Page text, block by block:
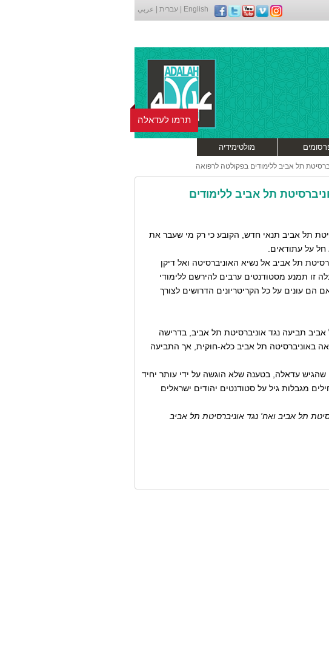
English עברית عربي
מולטימידיה
תרמו לעדאלה
תל אביב ללימודים בפקולטה לרפואה
תל אביב ללימודים
פרסמה אוניברסיטת תל אביב תנאי חדש, הקובע כי רק מי שעבר את
תל אביב אל נשיא האוניברסיטה ואל דיקן
זו תמנע מסטודנטים ערבים להירשם ללימודי
הם עונים על כל הקריטריונים הדרושים לצורך
בתל אביב תביעה נגד אוניברסיטת תל אביב, בדרישה
באוניברסיטה תל אביב כלא-חוקית, אך התביעה
שהגיש עדאלה, בטענה שלא הוגשה על ידי עותר יחיד
מגבלות גיל על סטודנטים יהודים ישראלים